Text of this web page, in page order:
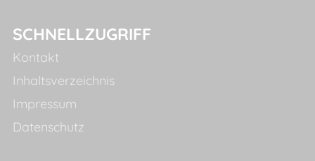
SCHNELLZUGRIFF
Kontakt
Inhaltsverzeichnis
Impressum
Datenschutz